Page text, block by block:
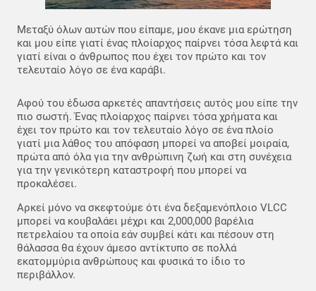
Μεταξύ όλων αυτών που είπαμε, μου έκανε μια ερώτηση
και μου είπε γιατί ένας πλοίαρχος παίρνει τόσα λεφτά και
γιατί είναι ο άνθρωπος που έχει τον πρώτο και τον
τελευταίο λόγο σε ένα καράβι.
Αφού του έδωσα αρκετές απαντήσεις αυτός μου είπε την
πιο σωστή. Ένας πλοίαρχος παίρνει τόσα χρήματα και
έχει τον πρώτο και τον τελευταίο λόγο σε ένα πλοίο
γιατί μια λάθος του απόφαση μπορεί να αποβεί μοιραία,
πρώτα από όλα για την ανθρώπινη ζωή και στη συνέχεια
για την γενικότερη καταστροφή που μπορεί να
προκαλέσει.
Αρκεί μόνο να σκεφτούμε ότι ένα δεξαμενόπλοιο VLCC
μπορεί να κουβαλάει μέχρι και 2,000,000 βαρέλια
πετρελαίου τα οποία εάν συμβεί κάτι και πέσουν στη
θάλασσα θα έχουν άμεσο αντίκτυπο σε πολλά
εκατομμύρια ανθρώπους και φυσικά το ίδιο το
περιβάλλον.